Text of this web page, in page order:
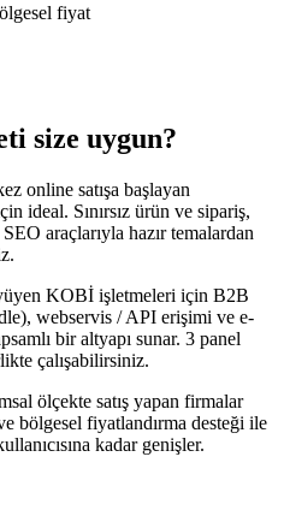
fiyat
size uygun?
online satışa başlayan
ideal. Sınırsız ürün ve sipariş,
araçlarıyla hazır temalardan
KOBİ işletmeleri için B2B
webservis / API erişimi ve e-
bir altyapı sunar. 3 panel
çalışabilirsiniz.
ölçekte satış yapan firmalar
bölgesel fiyatlandırma desteği ile
kadar genişler.